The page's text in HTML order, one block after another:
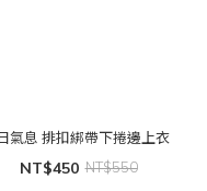
氣息 排扣綁帶下捲邊上衣
NT$450 NT$550